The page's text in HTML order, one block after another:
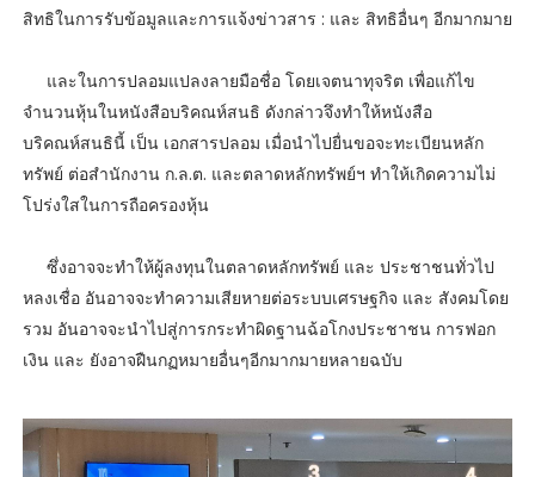
สิทธิในการรับข้อมูลและการแจ้งข่าวสาร : และ สิทธิอื่นๆ อีกมากมาย
และในการปลอมแปลงลายมือชื่อ โดยเจตนาทุจริต เพื่อแก้ไข
จำนวนหุ้นในหนังสือบริคณห์สนธิ ดังกล่าวจึงทำให้หนังสือ
บริคณห์สนธินี้ เป็น เอกสารปลอม เมื่อนำไปยื่นขอจะทะเบียนหลัก
ทรัพย์ ต่อสำนักงาน ก.ล.ต. และตลาดหลักทรัพย์ฯ ทำให้เกิดความไม่
โปร่งใสในการถือครองหุ้น
ซึ่งอาจจะทำให้ผู้ลงทุนในตลาดหลักทรัพย์ และ ประชาชนทั่วไป
หลงเชื่อ อันอาจจะทำความเสียหายต่อระบบเศรษฐกิจ และ สังคมโดย
รวม อันอาจจะนำไปสู่การกระทำผิดฐานฉ้อโกงประชาชน การฟอก
เงิน และ ยังอาจฝืนกฏหมายอื่นๆอีกมากมายหลายฉบับ